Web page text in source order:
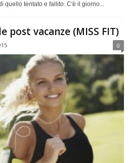
quello tentato e fallito. C'è il giorno...
post vacanze (MISS FIT)
0